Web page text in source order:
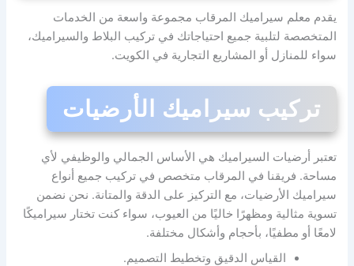
يقدم معلم سيراميك المرقاب مجموعة واسعة من الخدمات
المتخصصة لتلبية جميع احتياجاتك في تركيب البلاط والسيراميك،
سواء للمنازل أو المشاريع التجارية في الكويت.
تركيب سيراميك الأرضيات
تعتبر أرضيات السيراميك هي الأساس الجمالي والوظيفي لأي
مساحة. فريقنا في المرقاب متخصص في تركيب جميع أنواع
سيراميك الأرضيات، مع التركيز على الدقة والمتانة. نحن نضمن
تسوية مثالية ومظهرًا خاليًا من العيوب، سواء كنت تختار سيراميكًا
لامعًا أو مطفيًا، بأحجام وأشكال مختلفة.
القياس الدقيق وتخطيط التصميم.